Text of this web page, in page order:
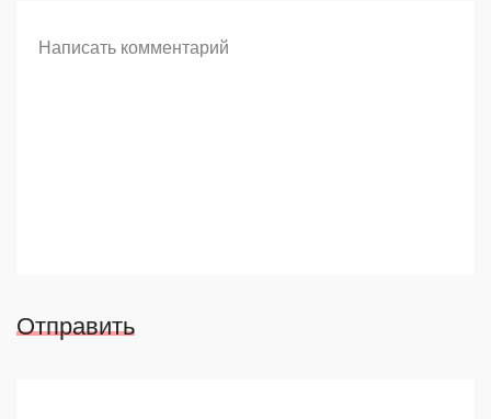
Отправить